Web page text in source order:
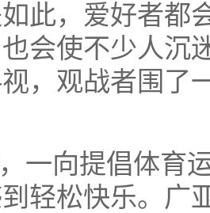
此，爱好者都
会使不少人沉
，观战者围了
一向提倡体育
轻松快乐。广